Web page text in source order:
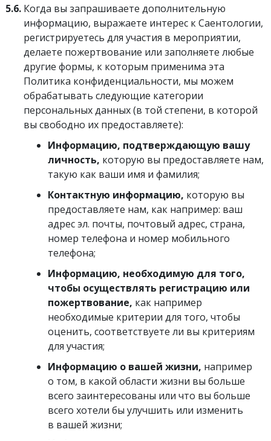
5.6. Когда вы запрашиваете дополнительную
информацию, выражаете интерес к Саентологии,
регистрируетесь для участия в мероприятии,
делаете пожертвование или заполняете любые
другие формы, к которым применима эта
Политика конфиденциальности, мы можем
обрабатывать следующие категории
персональных данных (в той степени, в которой
вы свободно их предоставляете):
Информацию, подтверждающую вашу
личность, которую вы предоставляете нам,
такую как ваши имя и фамилия;
Контактную информацию, которую вы
предоставляете нам, как например: ваш
адрес эл. почты, почтовый адрес, страна,
номер телефона и номер мобильного
телефона;
Информацию, необходимую для того,
чтобы осуществлять регистрацию или
пожертвование, как например
необходимые критерии для того, чтобы
оценить, соответствуете ли вы критериям
для участия;
Информацию о вашей жизни, например
о том, в какой области жизни вы больше
всего заинтересованы или что вы больше
всего хотели бы улучшить или изменить
в вашей жизни;